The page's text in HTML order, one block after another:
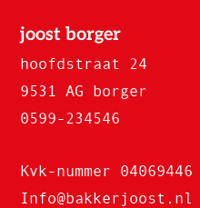
joost borger
hoofdstraat 24
9531 AG borger
0599-234546
Kvk-nummer 04069446
Info@bakkerjoost.nl